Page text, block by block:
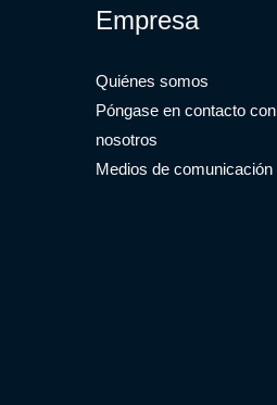
Empresa
Quiénes somos
Póngase en contacto con
nosotros
Medios de comunicación